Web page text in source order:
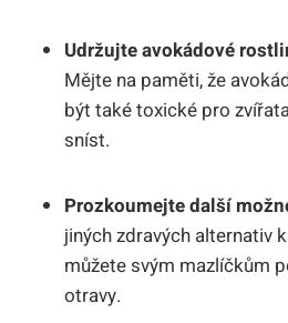
Udržujte avokádové
Mějte na paměti, že
být také toxické pro
sníst.
Prozkoumejte další
jiných zdravých alternativ
můžete svým mazlíčkům
otravy.